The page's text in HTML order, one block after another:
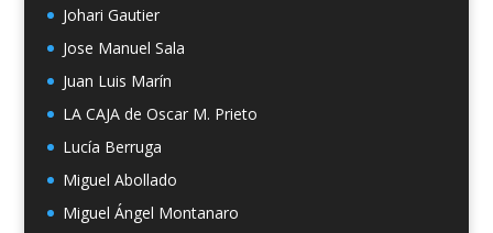
Johari Gautier
Jose Manuel Sala
Juan Luis Marín
LA CAJA de Oscar M. Prieto
Lucía Berruga
Miguel Abollado
Miguel Ángel Montanaro